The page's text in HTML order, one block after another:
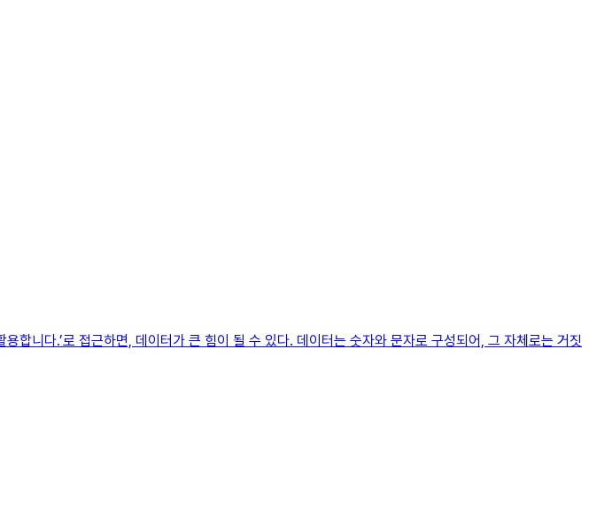
합니다.’로 접근하면, 데이터가 큰 힘이 될 수 있다. 데이터는 숫자와 문자로 구성되어, 그 자체로는 거짓